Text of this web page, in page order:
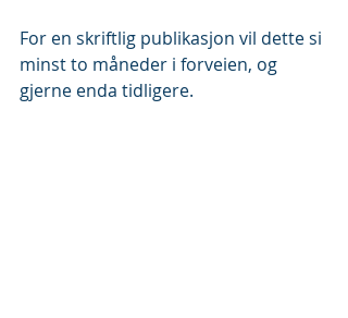
For en skriftlig publikasjon vil dette si
minst to måneder i forveien, og
gjerne enda tidligere.